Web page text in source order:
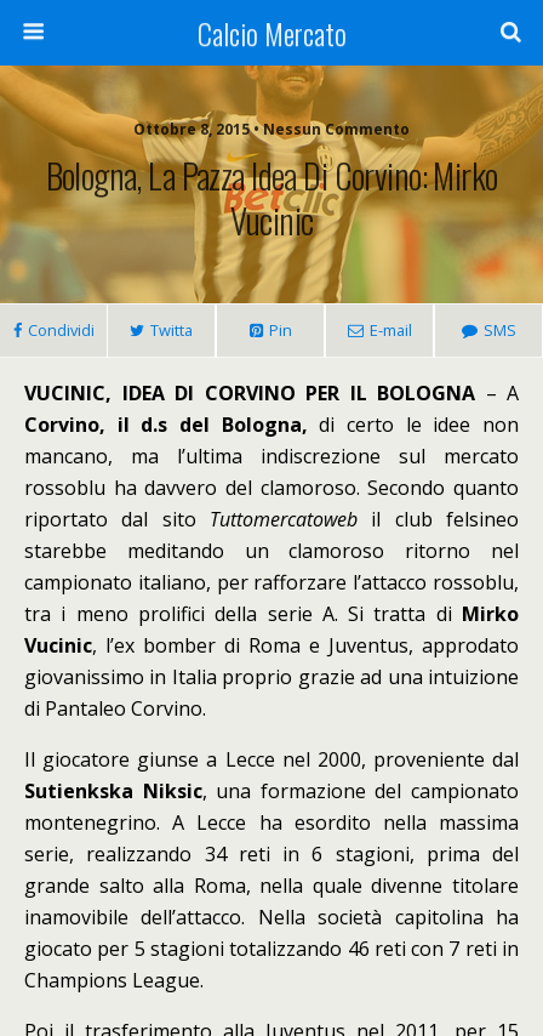
Calcio Mercato
Ottobre 8, 2015 • Nessun Commento
Bologna, La Pazza Idea Di Corvino: Mirko
Vucinic
Condividi Twitta Pin E-mail SMS
VUCINIC, IDEA DI CORVINO PER IL BOLOGNA – A
Corvino, il d.s del Bologna, di certo le idee non
mancano, ma l’ultima indiscrezione sul mercato
rossoblu ha davvero del clamoroso. Secondo quanto
riportato dal sito Tuttomercatoweb il club felsineo
starebbe meditando un clamoroso ritorno nel
campionato italiano, per rafforzare l’attacco rossoblu,
tra i meno prolifici della serie A. Si tratta di Mirko
Vucinic, l’ex bomber di Roma e Juventus, approdato
giovanissimo in Italia proprio grazie ad una intuizione
di Pantaleo Corvino.
Il giocatore giunse a Lecce nel 2000, proveniente dal
Sutienkska Niksic, una formazione del campionato
montenegrino. A Lecce ha esordito nella massima
serie, realizzando 34 reti in 6 stagioni, prima del
grande salto alla Roma, nella quale divenne titolare
inamovibile dell’attacco. Nella società capitolina ha
giocato per 5 stagioni totalizzando 46 reti con 7 reti in
Champions League.